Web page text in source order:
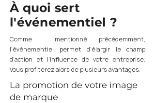
À quoi sert
l'événementiel ?
Comme mentionné précédemment,
l'événementiel permet d'élargir le champ
d'action et l'influence de votre entreprise.
Vous profiterez alors de plusieurs avantages.
La promotion de votre image
de marque